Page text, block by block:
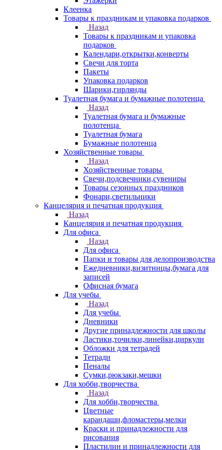
Клеенка
Товары к праздникам и упаковка подарков
Назад
Товары к праздникам и упаковка
подарков
Календари,открытки,конверты
Свечи для торта
Пакеты
Упаковка подарков
Шарики,гирлянды
Туалетная бумага и бумажные полотенца
Назад
Туалетная бумага и бумажные
полотенца
Туалетная бумага
Бумажные полотенца
Хозяйственные товары
Назад
Хозяйственные товары
Свечи,подсвечники,сувениры
Товары сезонных праздников
Фонари,светильники
Канцелярия и печатная продукция
Назад
Канцелярия и печатная продукция
Для офиса
Назад
Для офиса
Папки и товары для делопроизводства
Ежедневники,визитницы,бумага для
записей
Офисная бумага
Для учебы
Назад
Для учебы
Дневники
Другие принадлежности для школы
Ластики,точилки,линейки,циркули
Обложки для тетрадей
Тетради
Пеналы
Сумки,рюкзаки,мешки
Для хобби,творчества
Назад
Для хобби,творчества
Цветные
карандаши,фломастеры,мелки
Краски и принадлежности для
рисования
Пластилин и принадлежности для